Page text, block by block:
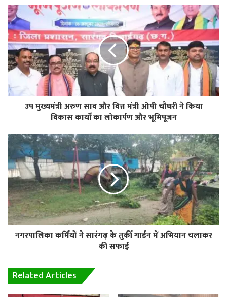
उप मुख्यमंत्री अरुण साव और वित्त मंत्री ओपी चौधरी ने किया
विकास कार्यों का लोकार्पण और भूमिपूजन
नगरपालिका कर्मियों ने सारंगढ़ के तुर्की गार्डन में अभियान चलाकर
की सफाई
Related Articles